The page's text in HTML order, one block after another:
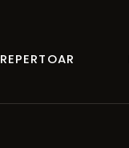
REPERTOAR